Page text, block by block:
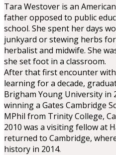
Tara Westover is an
father opposed to public
school. She spent her days
junkyard or stewing herbs
herbalist and midwife. She
she set foot in a classroom.
After that first encounter
learning for a decade,
Brigham Young University in
winning a Gates Cambridge
MPhil from Trinity College,
2010 was a visiting fellow at
returned to Cambridge,
history in 2014.